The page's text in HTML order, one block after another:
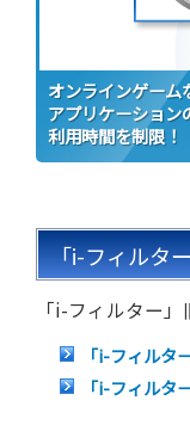
オンラインゲーム
アプリケーション
利用時間を制限！
「i-フィルタ
「i-フィルター
「i-フィルタ
「i-フィルタ